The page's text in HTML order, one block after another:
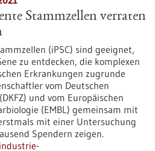
Stammzellen verraten
(iPSC) sind geeignet,
zu entdecken, die komplexen
Erkrankungen zugrunde
vom Deutschen
und vom Europäischen
(EMBL) gemeinsam mit
mit einer Untersuchung
Spendern zeigen.